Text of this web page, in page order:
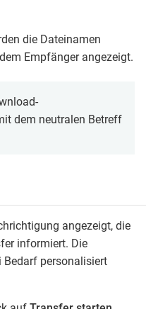
die Dateinamen
Empfänger angezeigt.
dem neutralen Betreff
angezeigt, die
informiert. Die
personalisiert